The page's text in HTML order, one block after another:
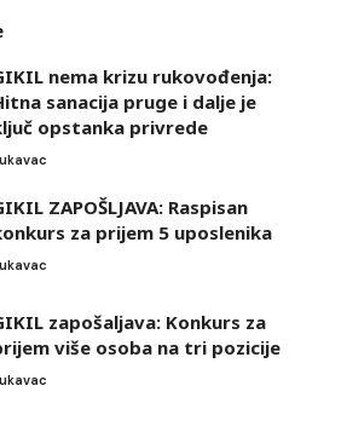
nema krizu rukovođenja:
sanacija pruge i dalje je
opstanka privrede
ZAPOŠLJAVA: Raspisan
za prijem 5 uposlenika
zapošaljava: Konkurs za
više osoba na tri pozicije